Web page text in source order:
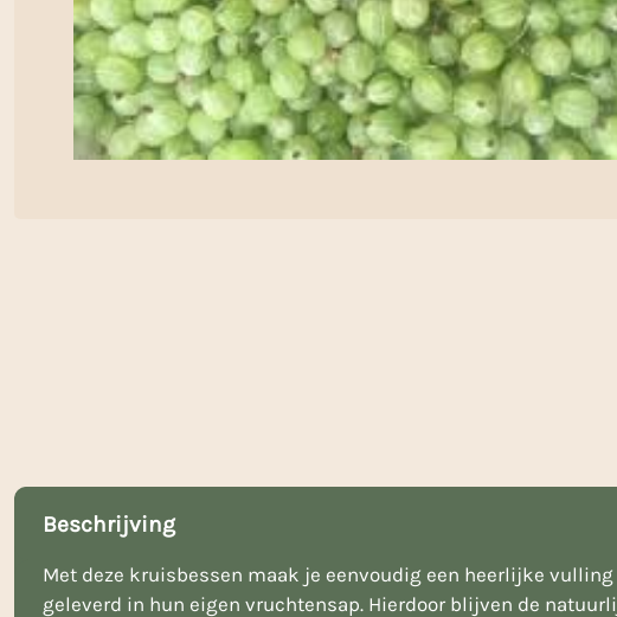
Beschrijving
Met deze kruisbessen maak je eenvoudig een heerlijke
geleverd in hun eigen vruchtensap. Hierdoor blijven de